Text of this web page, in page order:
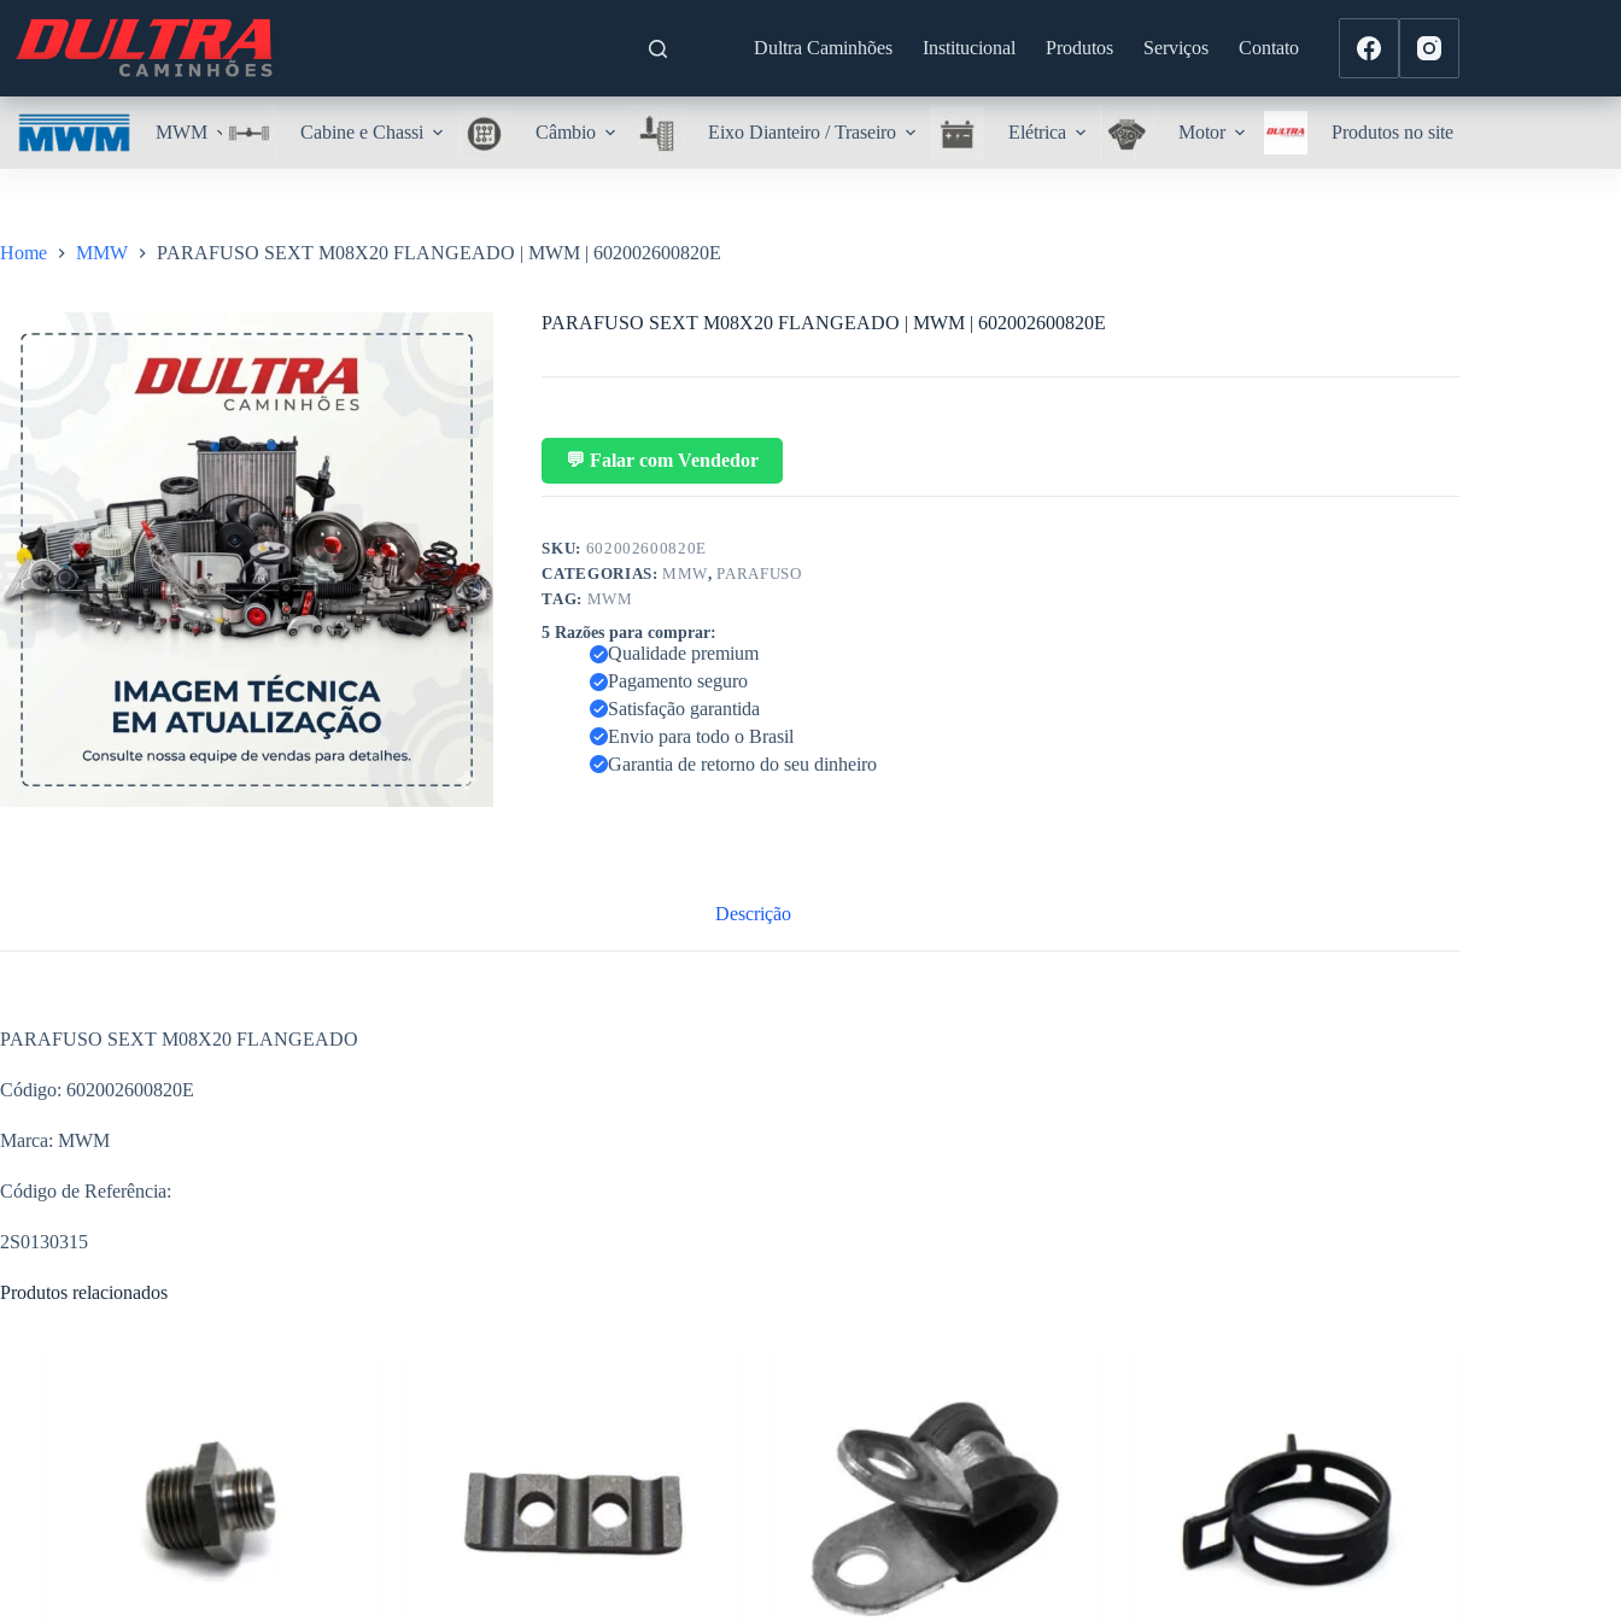
para
Dultra Caminhões Institucional Produtos Serviços Contato
MWM Cabine e Chassi Câmbio Eixo Dianteiro / Traseiro Elétrica Motor Produtos no site
Home MMW PARAFUSO SEXT M08X20 FLANGEADO | MWM | 602002600820E
PARAFUSO SEXT M08X20 FLANGEADO | MWM | 602002600820E
💬 Falar com Vendedor
SKU: 602002600820E
CATEGORIAS:MMW,PARAFUSO
TAG: MWM
5 Razões para comprar:
Qualidade premium
Pagamento seguro
Satisfação garantida
Envio para todo o Brasil
Garantia de retorno do seu dinheiro
Descrição
PARAFUSO SEXT M08X20 FLANGEADO
Código: 602002600820E
Marca: MWM
Código de Referência:
2S0130315
Produtos relacionados